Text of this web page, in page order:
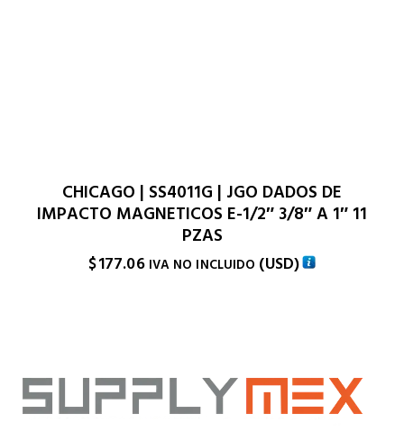
CHICAGO | SS4011G | JGO DADOS DE
IMPACTO MAGNETICOS E-1/2″ 3/8″ A 1″ 11
PZAS
$177.06 IVA NO INCLUIDO (USD)